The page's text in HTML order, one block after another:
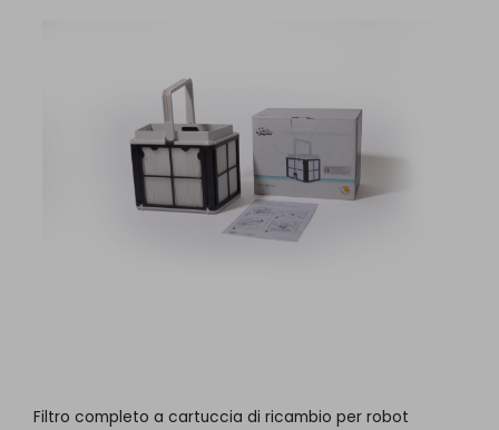
Filtro completo a cartuccia di ricambio per robot